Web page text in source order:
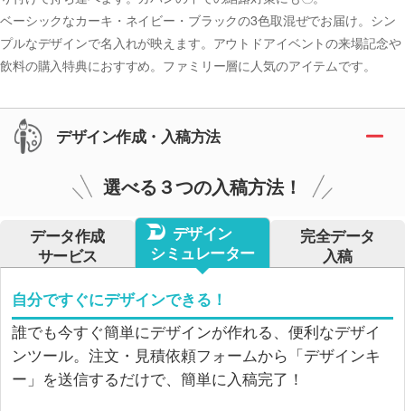
ベーシックなカーキ・ネイビー・ブラックの3色取混ぜでお届け。シン
プルなデザインで名入れが映えます。アウトドアイベントの来場記念や
飲料の購入特典におすすめ。ファミリー層に人気のアイテムです。
デザイン作成・入稿方法
選べる３つの入稿方法！
データ作成
サービス
デザイン
シミュレーター
完全データ
入稿
自分ですぐにデザインできる！
誰でも今すぐ簡単にデザインが作れる、便利なデザイ
ンツール。注文・見積依頼フォームから「デザインキ
ー」を送信するだけで、簡単に入稿完了！